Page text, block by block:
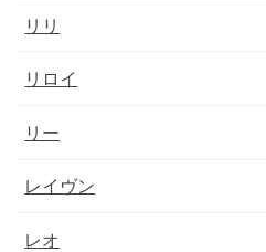
リリ
リロイ
リー
レイヴン
レオ